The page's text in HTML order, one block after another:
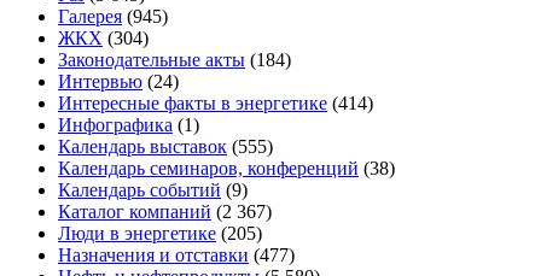
Галерея (945)
ЖКХ (304)
Законодательные акты (184)
Интервью (24)
Интересные факты в энергетике (414)
Инфографика (1)
Календарь выставок (555)
Календарь семинаров, конференций (38)
Календарь событий (9)
Каталог компаний (2 367)
Люди в энергетике (205)
Назначения и отставки (477)